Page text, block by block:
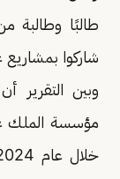
شاركوا بمشاريع
وبين التقرير
مؤسسة الملك